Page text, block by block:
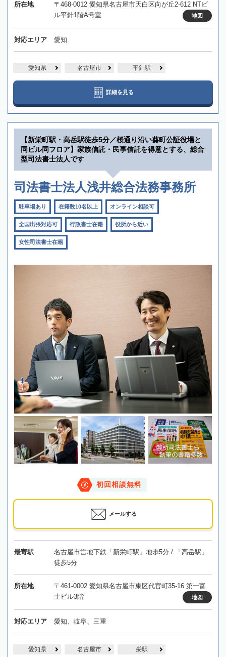
所在地
〒468-0012 愛知県名古屋市天白区向が丘2-612 NTビ
ル平針1階A号室
地図
対応エリア 愛知
愛知県 名古屋市 平針駅
詳細を見る
【新栄町駅・高岳駅徒歩5分／桜通り沿い葵町公証役場と
同ビル同フロア】家族信託・民事信託を得意とする、総合
型司法書士法人です
司法書士法人浅井総合法務事務所
駐車場あり 在籍数10名以上 オンライン相談可
全国出張対応可 行政書士在籍 役所から近い
女性司法書士在籍
初回相談無料
メールする
最寄駅
名古屋市営地下鉄「新栄町駅」地歩5分 / 「高岳駅」
徒歩5分
所在地
〒461-0002 愛知県名古屋市東区代官町35-16 第一富
士ビル3階
地図
対応エリア 愛知、岐阜、三重
愛知県 名古屋市 栄駅